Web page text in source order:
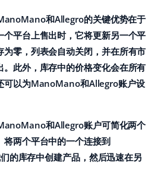
和Allegro的关键优势在于
个平台上售出时，它将更新另一个平
为零，列表会自动关闭，并在所有市
。此外，库存中的价格变化会在所有
可以为ManoMano和Allegro账户设
和Allegro账户可简化两个
将两个平台中的一个连接到
的库存中创建产品，然后迅速在另